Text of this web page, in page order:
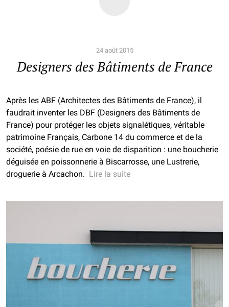
24 août 2015
Designers des Bâtiments de France
Après les ABF (Architectes des Bâtiments de France), il
faudrait inventer les DBF (Designers des Bâtiments de
France) pour protéger les objets signalétiques, véritable
patrimoine Français, Carbone 14 du commerce et de la
société, poésie de rue en voie de disparition : une boucherie
déguisée en poissonnerie à Biscarrosse, une Lustrerie,
droguerie à Arcachon. Lire la suite